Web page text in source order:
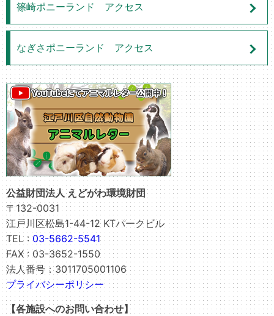
篠崎ポニーランド アクセス
なぎさポニーランド アクセス
公益財団法人 えどがわ環境財団
〒132-0031
江戸川区松島1-44-12 KTパークビル
TEL :03-5662-5541
FAX : 03-3652-1550
法人番号：3011705001106
プライバシーポリシー
【各施設へのお問い合わせ】